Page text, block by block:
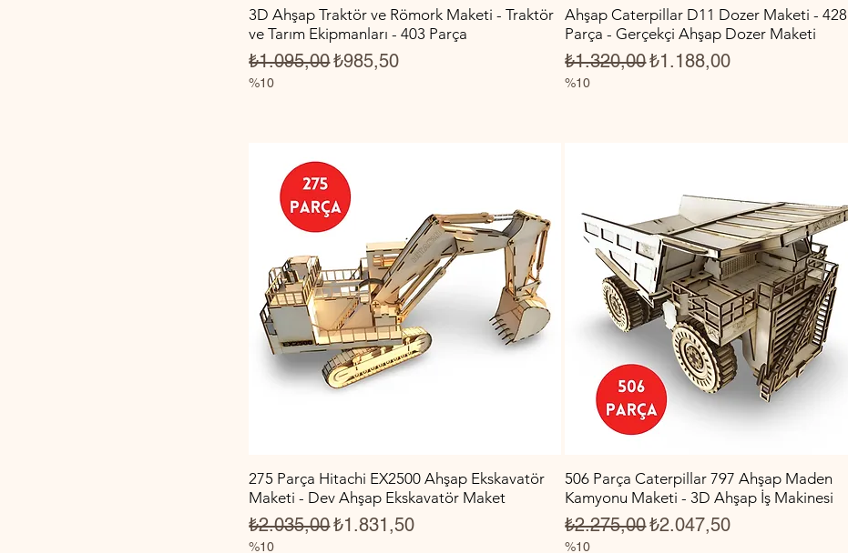
3D Ahşap Traktör ve Römork Maketi - Traktör
ve Tarım Ekipmanları - 403 Parça
Normal Fiyat
₺1.095,00İndirimli Fiyat
₺985,50
%10
Ahşap Caterpillar D11 Dozer Maketi - 428
Parça - Gerçekçi Ahşap Dozer Maketi
Normal Fiyat
₺1.320,00İndirimli Fiyat
₺1.188,00
%10
275 Parça Hitachi EX2500 Ahşap Ekskavatör
Maketi - Dev Ahşap Ekskavatör Maket
Normal Fiyat
₺2.035,00İndirimli Fiyat
₺1.831,50
%10
506 Parça Caterpillar 797 Ahşap Maden
Kamyonu Maketi - 3D Ahşap İş Makinesi
Normal Fiyat
₺2.275,00İndirimli Fiyat
₺2.047,50
%10